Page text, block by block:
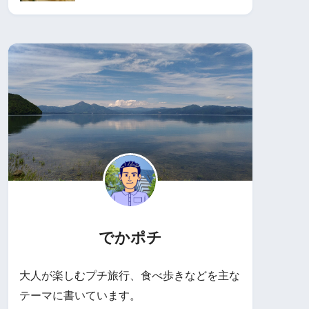
でかポチ
大人が楽しむプチ旅行、食べ歩きなどを主な
テーマに書いています。